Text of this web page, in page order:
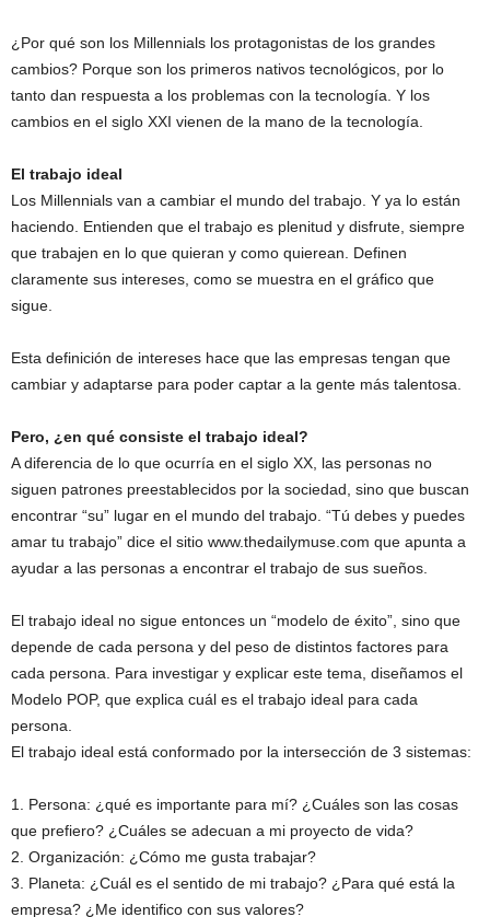
¿Por qué son los Millennials los protagonistas de los grandes
cambios? Porque son los primeros nativos tecnológicos, por lo
tanto dan respuesta a los problemas con la tecnología. Y los
cambios en el siglo XXI vienen de la mano de la tecnología.
El trabajo ideal
Los Millennials van a cambiar el mundo del trabajo. Y ya lo están
haciendo. Entienden que el trabajo es plenitud y disfrute, siempre
que trabajen en lo que quieran y como quierean. Definen
claramente sus intereses, como se muestra en el gráfico que
sigue.
Esta definición de intereses hace que las empresas tengan que
cambiar y adaptarse para poder captar a la gente más talentosa.
Pero, ¿en qué consiste el trabajo ideal?
A diferencia de lo que ocurría en el siglo XX, las personas no
siguen patrones preestablecidos por la sociedad, sino que buscan
encontrar “su” lugar en el mundo del trabajo. “Tú debes y puedes
amar tu trabajo” dice el sitio www.thedailymuse.com que apunta a
ayudar a las personas a encontrar el trabajo de sus sueños.
El trabajo ideal no sigue entonces un “modelo de éxito”, sino que
depende de cada persona y del peso de distintos factores para
cada persona. Para investigar y explicar este tema, diseñamos el
Modelo POP, que explica cuál es el trabajo ideal para cada
persona.
El trabajo ideal está conformado por la intersección de 3 sistemas:
1. Persona: ¿qué es importante para mí? ¿Cuáles son las cosas
que prefiero? ¿Cuáles se adecuan a mi proyecto de vida?
2. Organización: ¿Cómo me gusta trabajar?
3. Planeta: ¿Cuál es el sentido de mi trabajo? ¿Para qué está la
empresa? ¿Me identifico con sus valores?